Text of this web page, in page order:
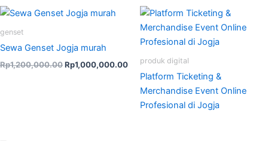
genset
Sewa Genset Jogja murah
Rp1,200,000.00
Original
price
Rp1,000,000.00
Current
Rp1,000,000.00.
produk digital
Platform Ticketing &
Merchandise Event Online
Profesional di Jogja